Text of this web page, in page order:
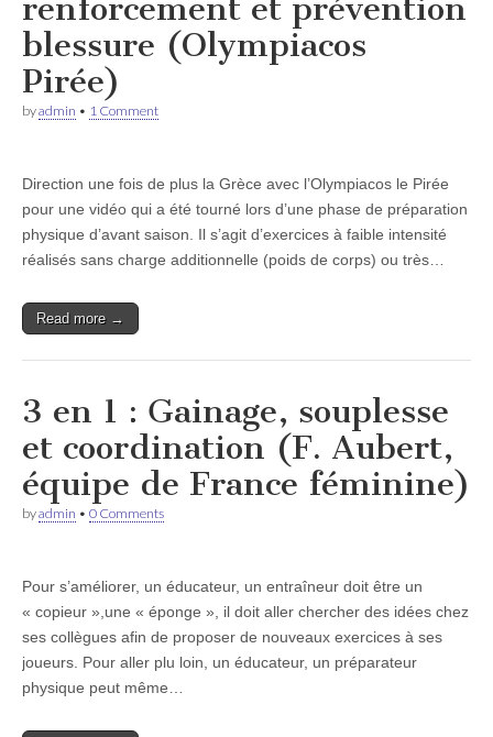
renforcement et prévention
blessure (Olympiacos
Pirée)
byadmin • 1 Comment
Direction une fois de plus la Grèce avec l’Olympiacos le Pirée
pour une vidéo qui a été tourné lors d’une phase de préparation
physique d’avant saison. Il s’agit d’exercices à faible intensité
réalisés sans charge additionnelle (poids de corps) ou très…
Read more →
3 en 1 : Gainage, souplesse
et coordination (F. Aubert,
équipe de France féminine)
byadmin • 0 Comments
Pour s’améliorer, un éducateur, un entraîneur doit être un
« copieur »,une « éponge », il doit aller chercher des idées chez
ses collègues afin de proposer de nouveaux exercices à ses
joueurs. Pour aller plu loin, un éducateur, un préparateur
physique peut même…